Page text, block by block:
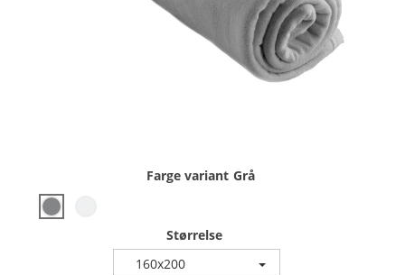
Farge variant Grå
Størrelse
160x200